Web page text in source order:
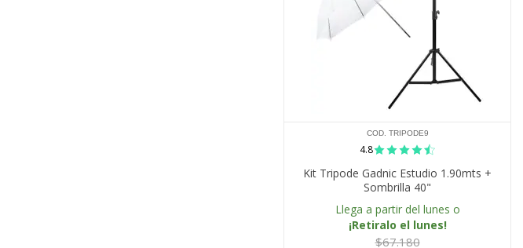
COD. TRIPODE9
4.8
Kit Tripode Gadnic Estudio 1.90mts +
Sombrilla 40"
Llega a partir del lunes o
¡Retiralo el lunes!
$67.180